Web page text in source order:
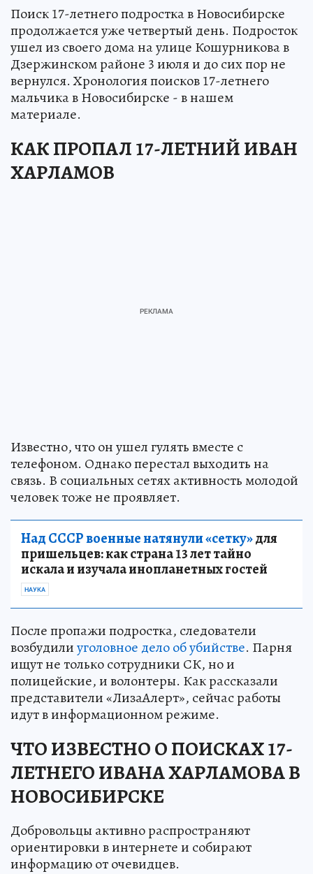
Поиск 17-летнего подростка в Новосибирске
продолжается уже четвертый день. Подросток
ушел из своего дома на улице Кошурникова в
Дзержинском районе 3 июля и до сих пор не
вернулся. Хронология поисков 17-летнего
мальчика в Новосибирске - в нашем
материале.
КАК ПРОПАЛ 17-ЛЕТНИЙ ИВАН
ХАРЛАМОВ
Известно, что он ушел гулять вместе с
телефоном. Однако перестал выходить на
связь. В социальных сетях активность молодой
человек тоже не проявляет.
Над СССР военные натянули «сетку»для
пришельцев: как страна 13 лет тайно
искала и изучала инопланетных гостей
НАУКА
После пропажи подростка, следователи
возбудилиуголовное дело об убийстве. Парня
ищут не только сотрудники СК, но и
полицейские, и волонтеры. Как рассказали
представители «ЛизаАлерт», сейчас работы
идут в информационном режиме.
ЧТО ИЗВЕСТНО О ПОИСКАХ 17-
ЛЕТНЕГО ИВАНА ХАРЛАМОВА В
НОВОСИБИРСКЕ
Добровольцы активно распространяют
ориентировки в интернете и собирают
информацию от очевидцев.